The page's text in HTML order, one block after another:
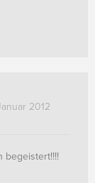
2012
begeistert!!!!